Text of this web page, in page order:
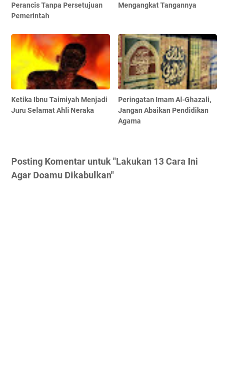
Perancis Tanpa Persetujuan
Pemerintah
Mengangkat Tangannya
Ketika Ibnu Taimiyah Menjadi
Juru Selamat Ahli Neraka
Peringatan Imam Al-Ghazali,
Jangan Abaikan Pendidikan
Agama
Posting Komentar untuk "Lakukan 13 Cara Ini
Agar Doamu Dikabulkan"